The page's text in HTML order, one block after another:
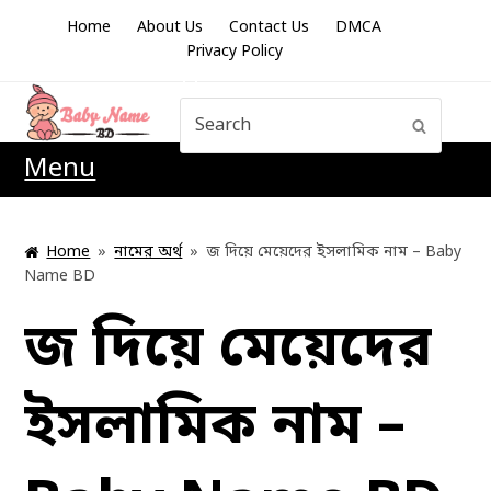
Home About Us Contact Us
DMCA
Privacy Policy
Menu
Home » নামের অর্থ » জ দিয়ে মেয়েদের ইসলামিক নাম – Baby
Name BD
জ দিয়ে মেয়েদের
ইসলামিক নাম –